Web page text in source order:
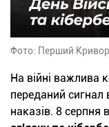
Фото: Перший
На війні важлива
переданий сигнал
наказів. 8 серпня